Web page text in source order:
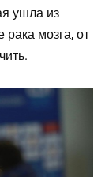
ушла из
рака мозга, от